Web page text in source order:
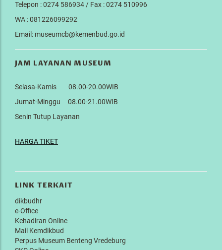
Telepon : 0274 586934 / Fax : 0274 510996
WA : 081226099292
Email: museumcb@kemenbud.go.id
JAM LAYANAN MUSEUM
Selasa-Kamis 08.00-20.00WIB
Jumat-Minggu 08.00-21.00WIB
Senin Tutup Layanan
HARGA TIKET
LINK TERKAIT
dikbudhr
e-Office
Kehadiran Online
Mail Kemdikbud
Perpus Museum Benteng Vredeburg